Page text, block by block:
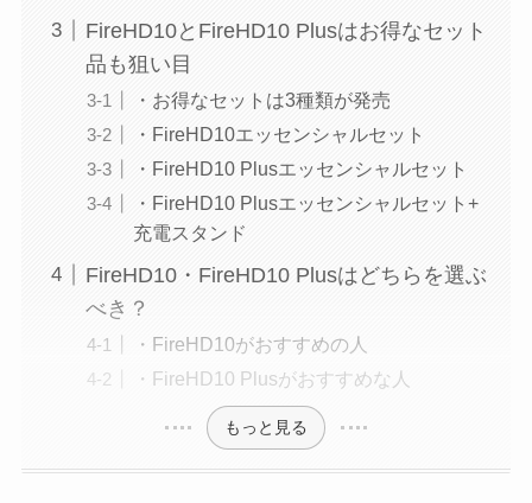
FireHD10とFireHD10 Plusはお得なセット
品も狙い目
・お得なセットは3種類が発売
・FireHD10エッセンシャルセット
・FireHD10 Plusエッセンシャルセット
・FireHD10 Plusエッセンシャルセット+
充電スタンド
FireHD10・FireHD10 Plusはどちらを選ぶ
べき？
・FireHD10がおすすめの人
・FireHD10 Plusがおすすめな人
もっと見る